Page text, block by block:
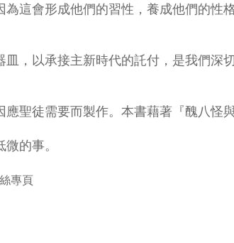
這會形成他們的習性，養成他們的性
，以承接主新時代的託付，是我們深
聖徒需要而製作。本書藉著『醜八怪
的事。
專頁